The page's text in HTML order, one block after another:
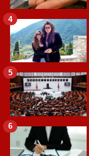
4
5
6